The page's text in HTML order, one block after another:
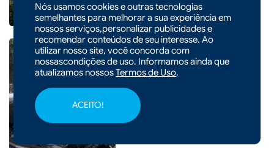
Nós usamos cookies e outras tecnologias
semelhantes para melhorar a sua experiência em
nossos serviços,personalizar publicidades e
recomendar conteúdos de seu interesse. Ao
utilizar nosso site, você concorda com
nossascondições de uso. Informamos ainda que
atualizamos nossosTermos de Uso.
ACEITO!
|
Colisão entre carro e
caminhão deixa uma pessoa